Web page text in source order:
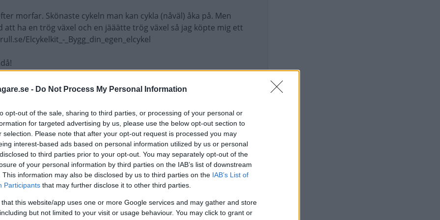
- Do Not Process My Personal Information
opt-out of the sale, sharing to third parties, or processing of your personal or
for targeted advertising by us, please use the below opt-out section to
selection. Please note that after your opt-out request is processed you may
interest-based ads based on personal information utilized by us or personal
to third parties prior to your opt-out. You may separately opt-out of the
of your personal information by third parties on the IAB’s list of downstream
This information may also be disclosed by us to third parties on the IAB’s List of
Participants that may further disclose it to other third parties.
that this website/app uses one or more Google services and may gather and store
but not limited to your visit or usage behaviour. You may click to grant or
morfar. Skönaste cykeln man kan cykla (nåväl) åka på. Men
att ha en trög växel och en jääätte trög växel så jag köpte mig ett
Elcykelkit_-_Bygg_din_egen_elcykel
MTB med elassistans. Men det är lite mycket pengar för att
rätt hoj.
https://www.spritmonitor.de/en/detail/836524.html
https://www.spritmonitor.de/en/detail/1120549.html